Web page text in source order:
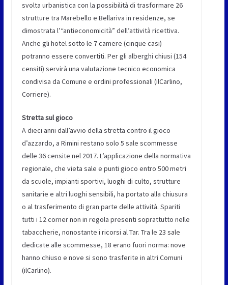
svolta urbanistica con la possibilità di trasformare 26
strutture tra Marebello e Bellariva in residenze, se
dimostrata l’“antieconomicità” dell’attività ricettiva.
Anche gli hotel sotto le 7 camere (cinque casi)
potranno essere convertiti. Per gli alberghi chiusi (154
censiti) servirà una valutazione tecnico economica
condivisa da Comune e ordini professionali (ilCarlino,
Corriere).
Stretta sul gioco
A dieci anni dall’avvio della stretta contro il gioco
d’azzardo, a Rimini restano solo 5 sale scommesse
delle 36 censite nel 2017. L’applicazione della normativa
regionale, che vieta sale e punti gioco entro 500 metri
da scuole, impianti sportivi, luoghi di culto, strutture
sanitarie e altri luoghi sensibili, ha portato alla chiusura
o al trasferimento di gran parte delle attività. Spariti
tutti i 12 corner non in regola presenti soprattutto nelle
tabaccherie, nonostante i ricorsi al Tar. Tra le 23 sale
dedicate alle scommesse, 18 erano fuori norma: nove
hanno chiuso e nove si sono trasferite in altri Comuni
(ilCarlino).